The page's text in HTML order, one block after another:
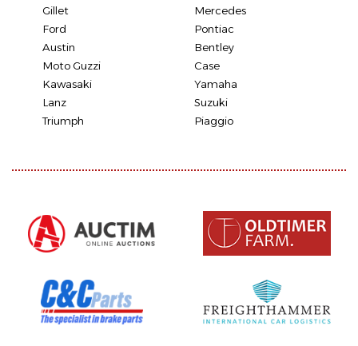
Gillet
Mercedes
Ford
Pontiac
Austin
Bentley
Moto Guzzi
Case
Kawasaki
Yamaha
Lanz
Suzuki
Triumph
Piaggio